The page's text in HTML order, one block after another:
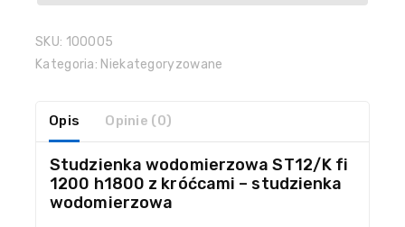
SKU: 100005
Kategoria: Niekategoryzowane
Opis Opinie (0)
Studzienka wodomierzowa ST12/K fi
1200 h1800 z króćcami – studzienka
wodomierzowa